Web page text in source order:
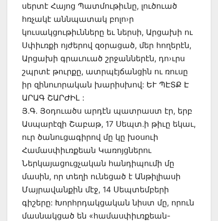
սերտէ Հայոց Պատմութիւնը, լուծուած
հռչակէ աննպատակ բոլո›ր
կուսակցութիւնները եւ ներսի, Արցախի ու
Սփիւռքի ոյժերով զօրացած, մեր հողերէն,
Արցախի գրաւուած շրջաններէն, դո›ւրս
շպրտէ թուրքը, ատրպէյճանցին ու ռուսը
իր զինուորական խարիսխով: ԵՒ ՊԷՏՔ Է
ԱՐԱԳ ՇԱՐԺԻԼ :
Յ.Գ. Յօդուածս արդէն պատրաստ էր, երբ
Ասպարէզի Շաբաթ, 17 Սեպտ.ի թիւը եկաւ,
ուր ծանուցագիրով մը կը խօսուի
Համասփիւռքեան Կառոյցներու
Ներկայացուցչական հանդիպումի մը
մասին, որ տեղի ունեցած է Անթիլիասի
Մայրավանքին մէջ, 14 Սեպտեմբերի
գիշերը: Խորհրդակցական նիստ մը, որուն
մասնակցած են «համասփիւռքեան-